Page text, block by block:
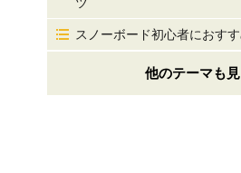
スノーボード初心者におす
他のテーマも